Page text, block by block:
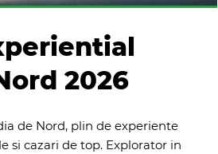
2026
de Nord, plin de experiente
si cazari de top. Explorator in